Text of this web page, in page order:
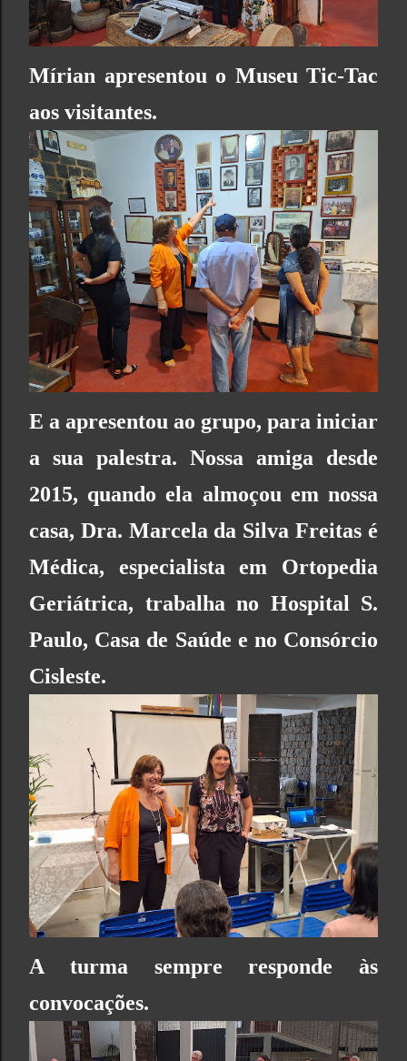
Mírian apresentou o Museu Tic-Tac
aos visitantes.
E a apresentou ao grupo, para iniciar
a sua palestra. Nossa amiga desde
2015, quando ela almoçou em nossa
casa, Dra. Marcela da Silva Freitas é
Médica, especialista em Ortopedia
Geriátrica, trabalha no Hospital S.
Paulo, Casa de Saúde e no Consórcio
Cisleste.
A turma sempre responde às
convocações.